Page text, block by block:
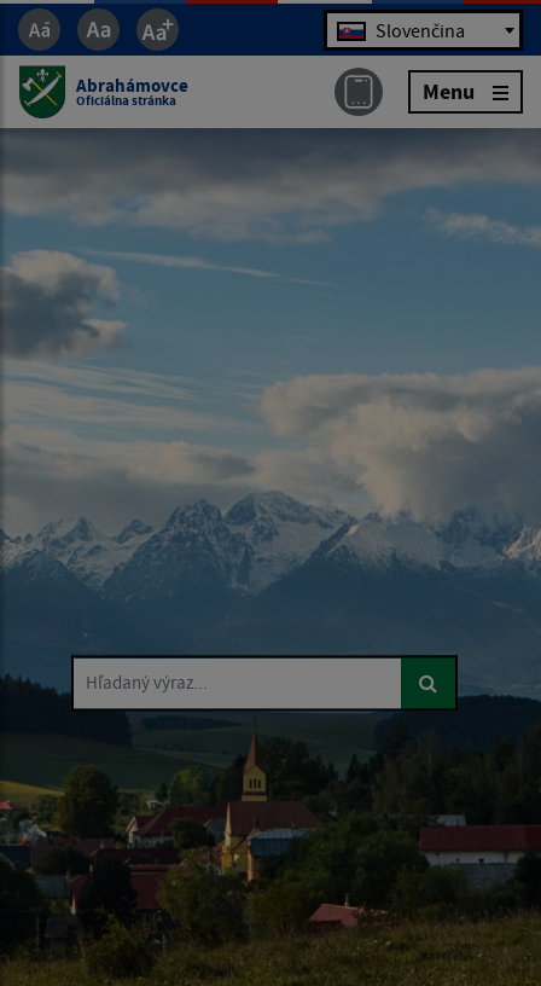
Jazyk Slovenčina
Abrahámovce
Oficiálna stránka Menu
Hľadaný výraz...